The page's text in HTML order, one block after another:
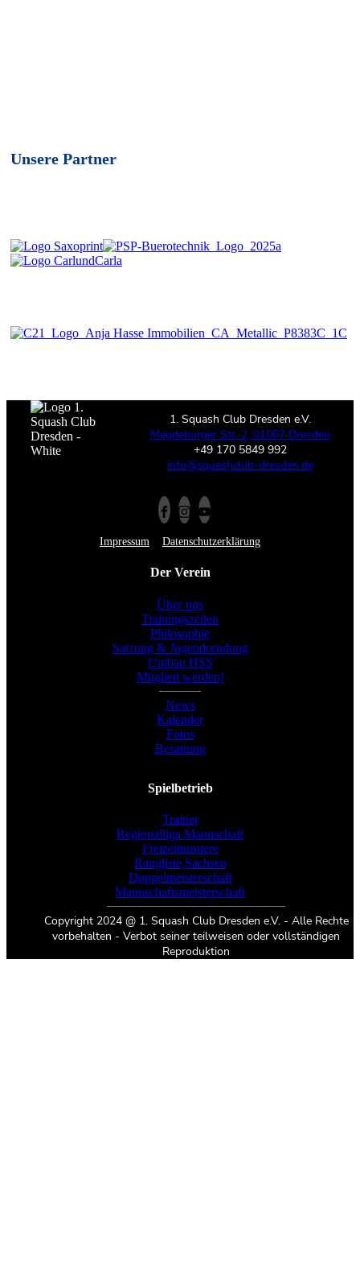
Unsere Partner
1. Squash Club Dresden e.V.
Magdeburger Str. 2, 01067 Dresden
+49 170 5849 992
info@squashclub-dresden.de
Impressum Datenschutzerklärung
Der Verein
Über uns
Trainingszeiten
Philosophie
Satzung & Jugendorndung
Umbau HSS
Mitglied werden!
News
Kalender
Fotos
Besaitung
Spielbetrieb
Trainer
Regionalliga Mannschaft
Freizeitturniere
Rangliste Sachsen
Doppelmeisterschaft
Mannschaftsmeisterschaft
Copyright 2024 @ 1. Squash Club Dresden e.V. - Alle Rechte
vorbehalten - Verbot seiner teilweisen oder vollständigen
Reproduktion